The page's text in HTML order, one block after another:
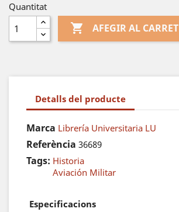
Quantitat
 AFEGIR AL CARRET
Detalls del producte
Marca Librería Universitaria LU
Referència 36689
Tags: Historia
Aviación Militar
Especificacions